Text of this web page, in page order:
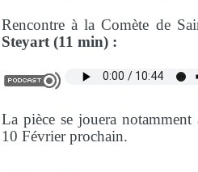
Rencontre à la Comète de
Steyart (11 min) :
La pièce se jouera
10 Février prochain.